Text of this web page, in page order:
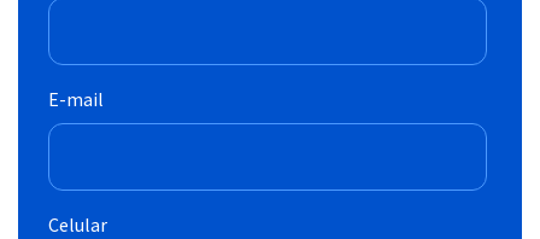
E-mail
Celular